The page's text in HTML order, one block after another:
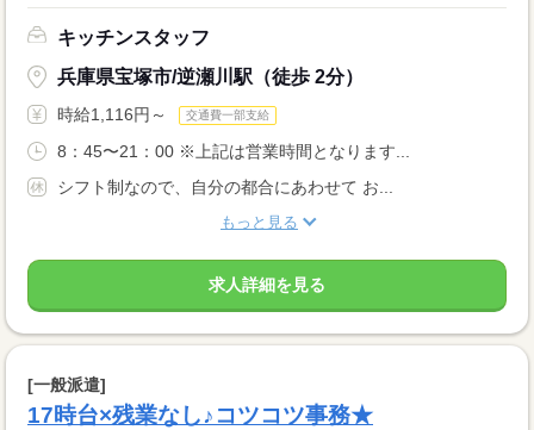
キッチンスタッフ
兵庫県宝塚市/逆瀬川駅（徒歩 2分）
時給1,116円～ 交通費一部支給
8：45〜21：00 ※上記は営業時間となります...
シフト制なので、自分の都合にあわせて お...
もっと見る
求人詳細を見る
[一般派遣]
17時台×残業なし♪コツコツ事務★